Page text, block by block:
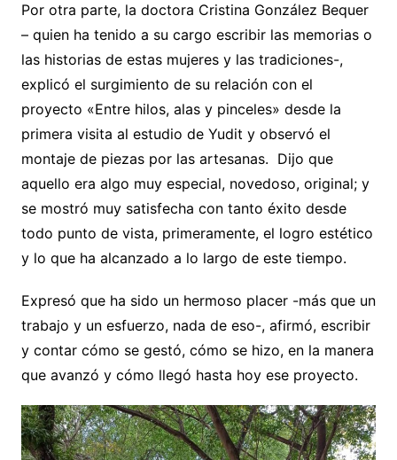
Por otra parte, la doctora Cristina González Bequer
– quien ha tenido a su cargo escribir las memorias o
las historias de estas mujeres y las tradiciones-,
explicó el surgimiento de su relación con el
proyecto «Entre hilos, alas y pinceles» desde la
primera visita al estudio de Yudit y observó el
montaje de piezas por las artesanas. Dijo que
aquello era algo muy especial, novedoso, original; y
se mostró muy satisfecha con tanto éxito desde
todo punto de vista, primeramente, el logro estético
y lo que ha alcanzado a lo largo de este tiempo.
Expresó que ha sido un hermoso placer -más que un
trabajo y un esfuerzo, nada de eso-, afirmó, escribir
y contar cómo se gestó, cómo se hizo, en la manera
que avanzó y cómo llegó hasta hoy ese proyecto.